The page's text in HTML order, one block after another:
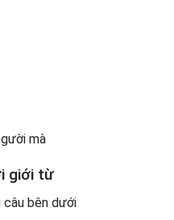
mà
giới từ
câu bên dưới